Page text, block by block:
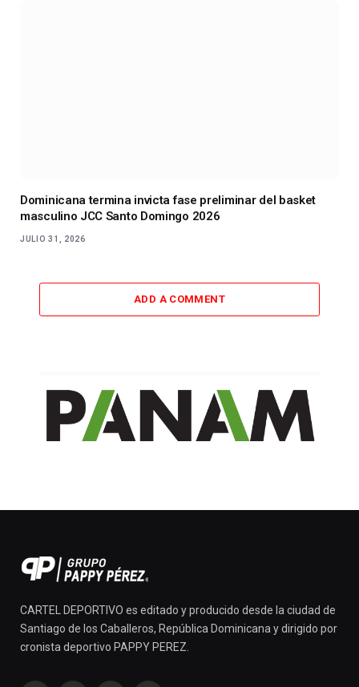
Dominicana termina invicta fase preliminar del basket
masculino JCC Santo Domingo 2026
JULIO 31, 2026
ADD A COMMENT
CARTEL DEPORTIVO es editado y producido desde la ciudad de
Santiago de los Caballeros, República Dominicana y dirigido por
cronista deportivo PAPPY PEREZ.